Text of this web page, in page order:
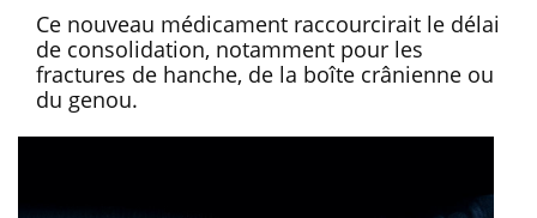
Ce nouveau médicament raccourcirait le délai
de consolidation, notamment pour les
fractures de hanche, de la boîte crânienne ou
du genou.